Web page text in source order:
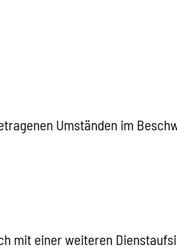
Umständen im
mit einer weiteren